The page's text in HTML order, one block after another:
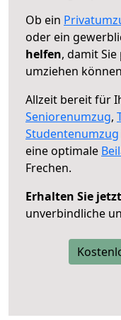
Ob ein
oder ein
helfen, damit
umziehen
Allzeit bereit für
Seniorenumzug,
Studentenumzug
eine optimale
Frechen.
Erhalten Sie jetzt
unverbindliche